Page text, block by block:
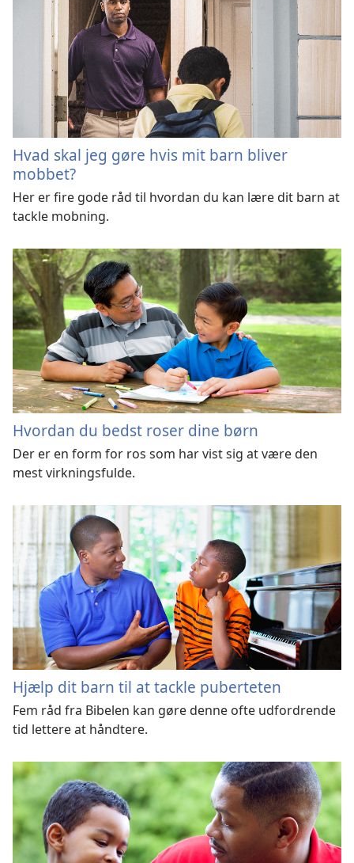
Hvad skal jeg gøre hvis mit barn bliver
mobbet?
Her er fire gode råd til hvordan du kan lære dit barn at
tackle mobning.
Hvordan du bedst roser dine børn
Der er en form for ros som har vist sig at være den
mest virkningsfulde.
Hjælp dit barn til at tackle puberteten
Fem råd fra Bibelen kan gøre denne ofte udfordrende
tid lettere at håndtere.